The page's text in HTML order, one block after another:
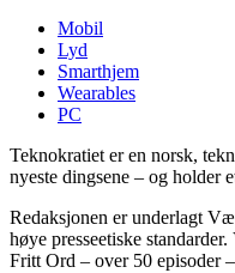
Mobil
Lyd
Smarthjem
Wearables
PC
Teknokratiet er en norsk,
nyeste dingsene – og holder
Redaksjonen er underlagt
høye presseetiske
Fritt Ord – over 50 episoder